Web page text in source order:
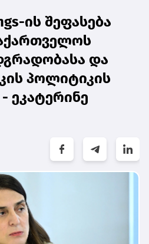
ის შეფასება
და
პოლიტიკის
ეკატერინე